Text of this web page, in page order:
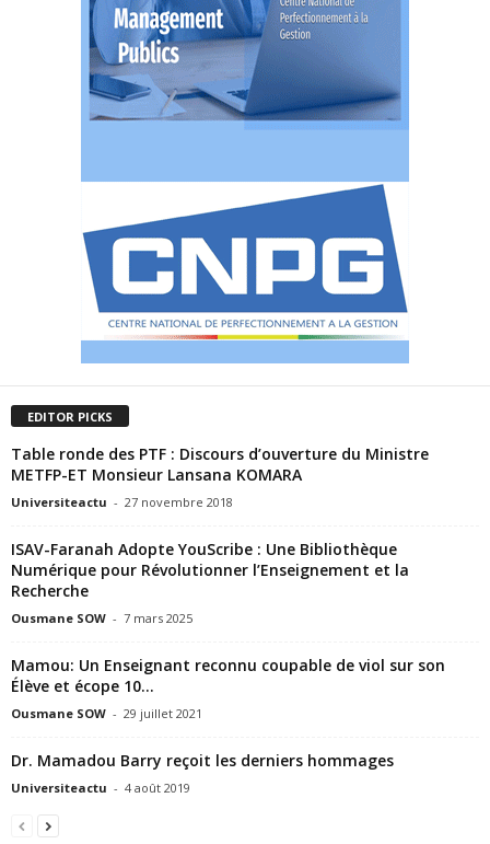
EDITOR PICKS
Table ronde des PTF : Discours d’ouverture du Ministre
METFP-ET Monsieur Lansana KOMARA
Universiteactu - 27 novembre 2018
ISAV-Faranah Adopte YouScribe : Une Bibliothèque
Numérique pour Révolutionner l’Enseignement et la
Recherche
Ousmane SOW - 7 mars 2025
Mamou: Un Enseignant reconnu coupable de viol sur son
Élève et écope 10...
Ousmane SOW - 29 juillet 2021
Dr. Mamadou Barry reçoit les derniers hommages
Universiteactu - 4 août 2019